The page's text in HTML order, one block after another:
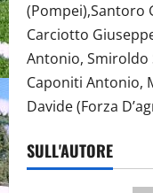
(Pompei),Santoro
Carciotto
Antonio, Smiroldo
Caponiti Antonio,
Davide (Forza
SULL'AUTORE